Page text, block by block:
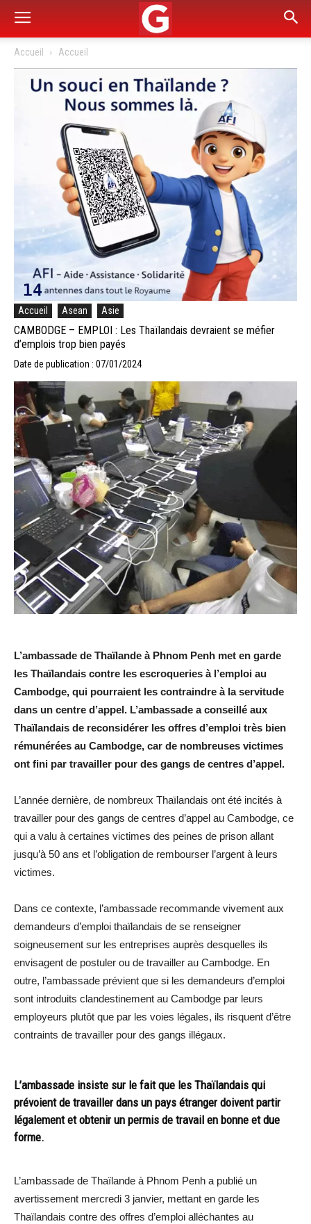
Accueil Accueil
Accueil Asean Asie
CAMBODGE – EMPLOI : Les Thaïlandais devraient se méfier
d’emplois trop bien payés
Date de publication : 07/01/2024
L’ambassade de Thaïlande à Phnom Penh met en garde
les Thaïlandais contre les escroqueries à l’emploi au
Cambodge, qui pourraient les contraindre à la servitude
dans un centre d’appel. L’ambassade a conseillé aux
Thaïlandais de reconsidérer les offres d’emploi très bien
rémunérées au Cambodge, car de nombreuses victimes
ont fini par travailler pour des gangs de centres d’appel.
L’année dernière, de nombreux Thaïlandais ont été incités à
travailler pour des gangs de centres d’appel au Cambodge, ce
qui a valu à certaines victimes des peines de prison allant
jusqu’à 50 ans et l’obligation de rembourser l’argent à leurs
victimes.
Dans ce contexte, l’ambassade recommande vivement aux
demandeurs d’emploi thaïlandais de se renseigner
soigneusement sur les entreprises auprès desquelles ils
envisagent de postuler ou de travailler au Cambodge. En
outre, l’ambassade prévient que si les demandeurs d’emploi
sont introduits clandestinement au Cambodge par leurs
employeurs plutôt que par les voies légales, ils risquent d’être
contraints de travailler pour des gangs illégaux.
L’ambassade insiste sur le fait que les Thaïlandais qui
prévoient de travailler dans un pays étranger doivent partir
légalement et obtenir un permis de travail en bonne et due
forme.
L’ambassade de Thaïlande à Phnom Penh a publié un
avertissement mercredi 3 janvier, mettant en garde les
Thaïlandais contre des offres d’emploi alléchantes au